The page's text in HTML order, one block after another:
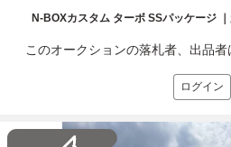
N-BOXカスタム ターボ SSパッケージ
このオークションの落札者、出品者
ログイン